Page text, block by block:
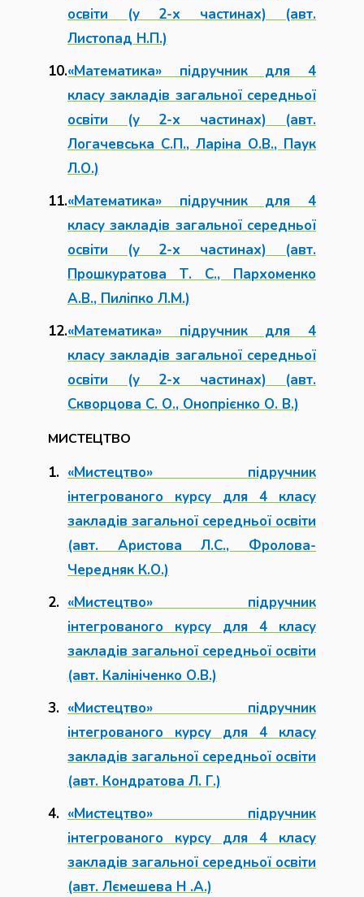
освіти (у 2-х частинах) (авт.
Листопад Н.П.)
«Математика» підручник для 4
класу закладів загальної середньої
освіти (у 2-х частинах) (авт.
Логачевська С.П., Ларіна О.В., Паук
Л.О.)
«Математика» підручник для 4
класу закладів загальної середньої
освіти (у 2-х частинах) (авт.
Прошкуратова Т. С., Пархоменко
А.В., Пиліпко Л.М.)
«Математика» підручник для 4
класу закладів загальної середньої
освіти (у 2-х частинах) (авт.
Скворцова С. О., Онопрієнко О. В.)
МИСТЕЦТВО
«Мистецтво» підручник
інтегрованого курсу для 4 класу
закладів загальної середньої освіти
(авт. Аристова Л.С., Фролова-
Чередняк К.О.)
«Мистецтво» підручник
інтегрованого курсу для 4 класу
закладів загальної середньої освіти
(авт. Калініченко О.В.)
«Мистецтво» підручник
інтегрованого курсу для 4 класу
закладів загальної середньої освіти
(авт. Кондратова Л. Г.)
«Мистецтво» підручник
інтегрованого курсу для 4 класу
закладів загальної середньої освіти
(авт. Лємешева Н .А.)